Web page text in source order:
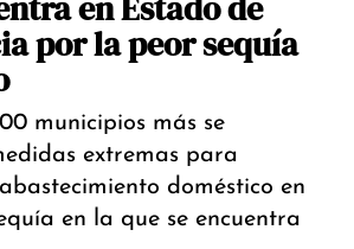
por la peor sequía
municipios más se
extremas para
doméstico en
en la que se encuentra